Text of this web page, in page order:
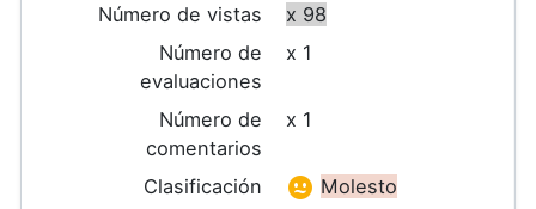
Número de vistas
x 98
Número de
evaluaciones
x 1
Número de
comentarios
x 1
Clasificación Molesto